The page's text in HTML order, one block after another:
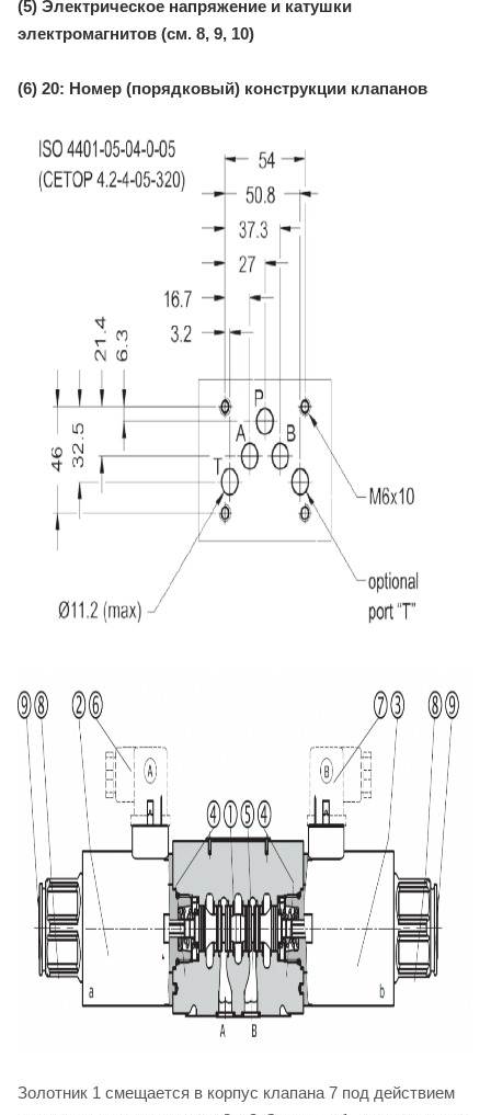
(5) Электрическое напряжение и катушки
электромагнитов (см. 8, 9, 10)
(6) 20: Номер (порядковый) конструкции клапанов
Золотник 1 смещается в корпус клапана 7 под действием